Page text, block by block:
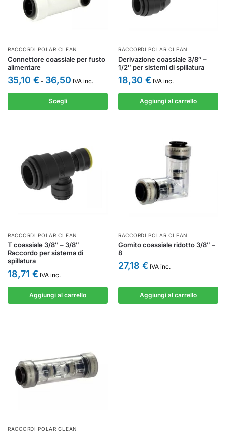
RACCORDI POLAR CLEAN
Connettore coassiale per fusto
alimentare
35,10 € - 36,50 IVA inc.
Scegli
RACCORDI POLAR CLEAN
Derivazione coassiale 3/8″ –
1/2″ per sistemi di spillatura
18,30 € IVA inc.
Aggiungi al carrello
RACCORDI POLAR CLEAN
T coassiale 3/8″ – 3/8″
Raccordo per sistema di
spillatura
18,71 € IVA inc.
Aggiungi al carrello
RACCORDI POLAR CLEAN
Gomito coassiale ridotto 3/8″ –
8
27,18 € IVA inc.
Aggiungi al carrello
RACCORDI POLAR CLEAN